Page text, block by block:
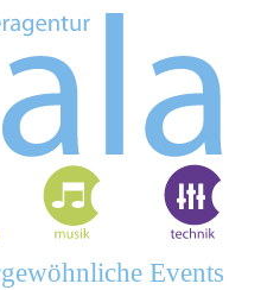
Events